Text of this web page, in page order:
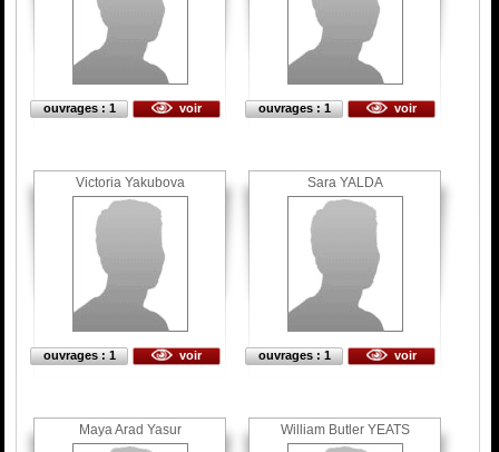
ouvrages : 1 voir ouvrages : 1 voir
Victoria Yakubova
ouvrages : 1 voir
Sara YALDA
ouvrages : 1 voir
Maya Arad Yasur William Butler YEATS